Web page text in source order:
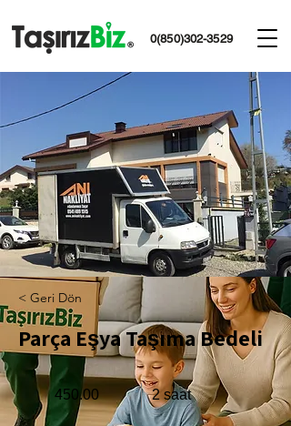
0(850)302-3529
< Geri Dön
Parça Eşya Taşıma Bedeli
450.00 2 saat